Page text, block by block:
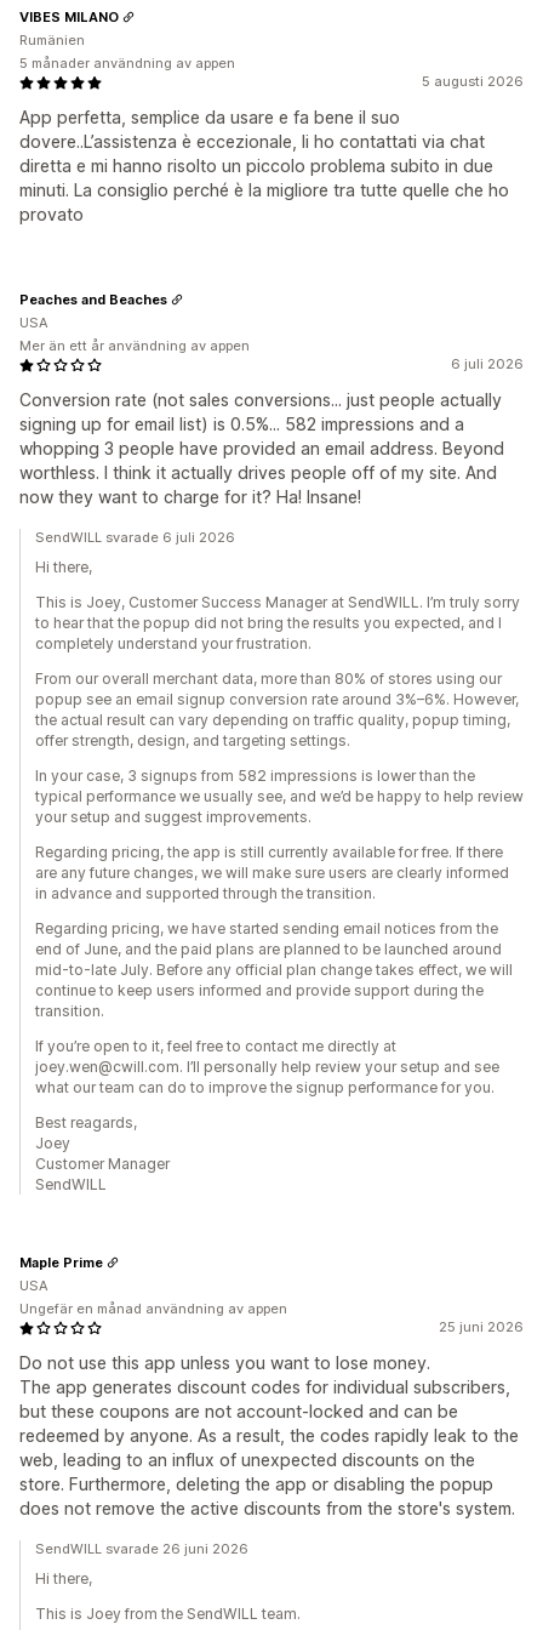
5 augusti 2026
App perfetta, semplice da usare e fa bene il suo
dovere..L’assistenza è eccezionale, li ho contattati via chat
diretta e mi hanno risolto un piccolo problema subito in due
minuti. La consiglio perché è la migliore tra tutte quelle che ho
provato
VIBES MILANO
Rumänien
5 månader användning av appen
6 juli 2026
Conversion rate (not sales conversions... just people actually
signing up for email list) is 0.5%... 582 impressions and a
whopping 3 people have provided an email address. Beyond
worthless. I think it actually drives people off of my site. And
now they want to charge for it? Ha! Insane!
Peaches and Beaches
USA
Mer än ett år användning av appen
SendWILL svarade 6 juli 2026
Hi there,
This is Joey, Customer Success Manager at SendWILL. I’m truly sorry
to hear that the popup did not bring the results you expected, and I
completely understand your frustration.
From our overall merchant data, more than 80% of stores using our
popup see an email signup conversion rate around 3%–6%. However,
the actual result can vary depending on traffic quality, popup timing,
offer strength, design, and targeting settings.
In your case, 3 signups from 582 impressions is lower than the
typical performance we usually see, and we’d be happy to help review
your setup and suggest improvements.
Regarding pricing, the app is still currently available for free. If there
are any future changes, we will make sure users are clearly informed
in advance and supported through the transition.
Regarding pricing, we have started sending email notices from the
end of June, and the paid plans are planned to be launched around
mid-to-late July. Before any official plan change takes effect, we will
continue to keep users informed and provide support during the
transition.
If you’re open to it, feel free to contact me directly at
joey.wen@cwill.com. I’ll personally help review your setup and see
what our team can do to improve the signup performance for you.
Best reagards,
Joey
Customer Manager
SendWILL
25 juni 2026
Do not use this app unless you want to lose money.
The app generates discount codes for individual subscribers,
but these coupons are not account-locked and can be
redeemed by anyone. As a result, the codes rapidly leak to the
web, leading to an influx of unexpected discounts on the
store. Furthermore, deleting the app or disabling the popup
does not remove the active discounts from the store's system.
Maple Prime
USA
Ungefär en månad användning av appen
SendWILL svarade 26 juni 2026
Hi there,
This is Joey from the SendWILL team.